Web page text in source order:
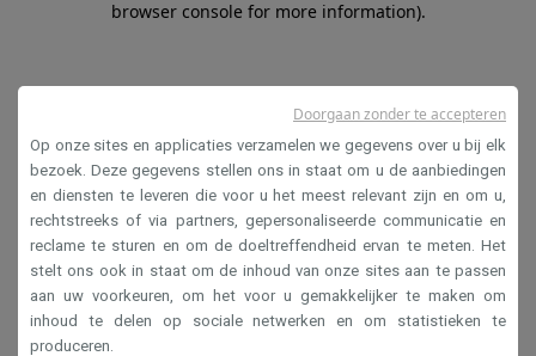
browser console for more information).
Op onze sites en applicaties verzamelen we gegevens over u bij elk
bezoek. Deze gegevens stellen ons in staat om u de aanbiedingen
en diensten te leveren die voor u het meest relevant zijn en om u,
rechtstreeks of via partners, gepersonaliseerde communicatie en
reclame te sturen en om de doeltreffendheid ervan te meten. Het
stelt ons ook in staat om de inhoud van onze sites aan te passen
aan uw voorkeuren, om het voor u gemakkelijker te maken om
inhoud te delen op sociale netwerken en om statistieken te
produceren.
Doorgaan zonder te accepteren